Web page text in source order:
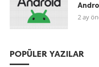
2 ay
POPÜLER YAZILAR